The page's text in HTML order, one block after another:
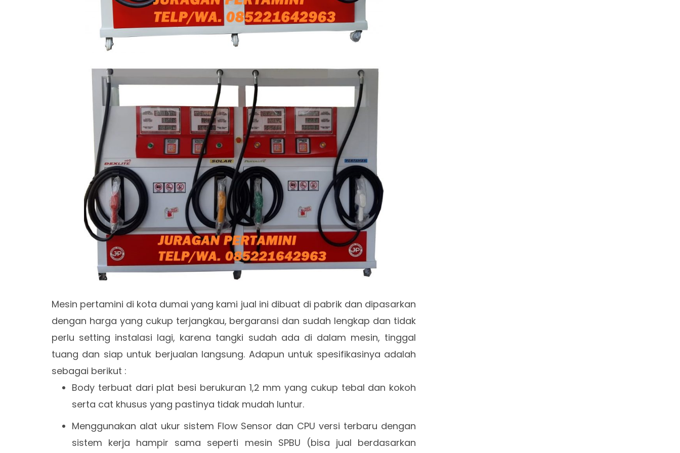
Mesin pertamini di kota dumai yang kami jual ini dibuat di pabrik dan dipasarkan
dengan harga yang cukup terjangkau, bergaransi dan sudah lengkap dan tidak
perlu setting instalasi lagi, karena tangki sudah ada di dalam mesin, tinggal
tuang dan siap untuk berjualan langsung. Adapun untuk spesifikasinya adalah
sebagai berikut :
Body terbuat dari plat besi berukuran 1,2 mm yang cukup tebal dan kokoh
serta cat khusus yang pastinya tidak mudah luntur.
Menggunakan alat ukur sistem Flow Sensor dan CPU versi terbaru dengan
sistem kerja hampir sama seperti mesin SPBU (bisa jual berdasarkan